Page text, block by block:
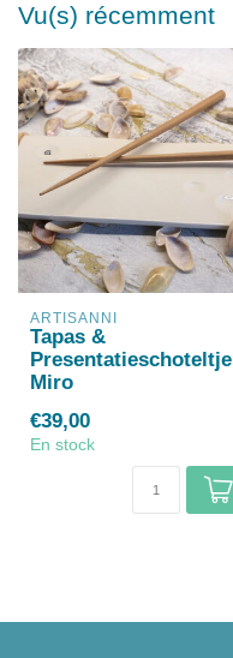
Vu(s) récemment
ARTISANNI
Tapas &
Presentatieschoteltje
Miro
€39,00
En stock